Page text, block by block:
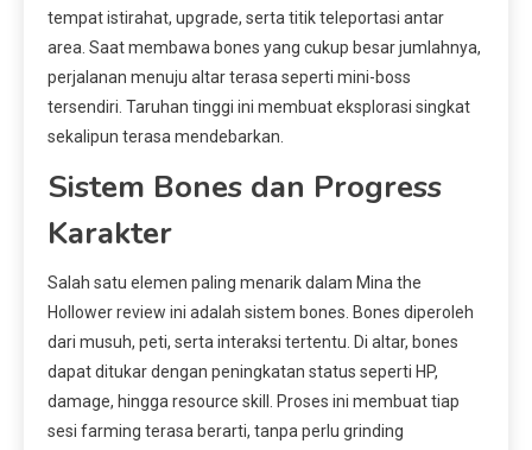
tempat istirahat, upgrade, serta titik teleportasi antar
area. Saat membawa bones yang cukup besar jumlahnya,
perjalanan menuju altar terasa seperti mini-boss
tersendiri. Taruhan tinggi ini membuat eksplorasi singkat
sekalipun terasa mendebarkan.
Sistem Bones dan Progress
Karakter
Salah satu elemen paling menarik dalam Mina the
Hollower review ini adalah sistem bones. Bones diperoleh
dari musuh, peti, serta interaksi tertentu. Di altar, bones
dapat ditukar dengan peningkatan status seperti HP,
damage, hingga resource skill. Proses ini membuat tiap
sesi farming terasa berarti, tanpa perlu grinding